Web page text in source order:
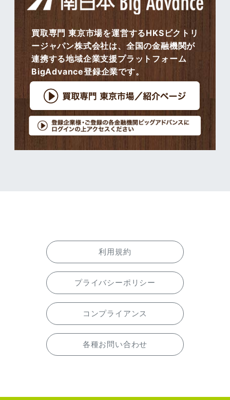
買取専門 東京市場を運営するHKSビクトリ
ージャパン株式会社は、全国の金融機関が
連携する地域企業支援プラットフォーム
BigAdvance登録企業です。
利用規約
プライバシーポリシー
コンプライアンス
各種お問い合わせ